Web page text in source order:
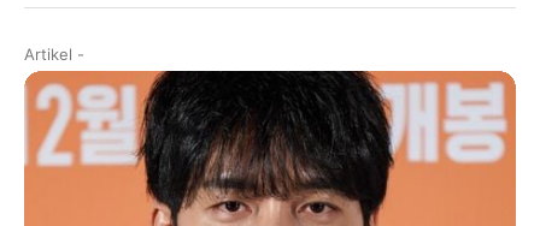
Artikel -